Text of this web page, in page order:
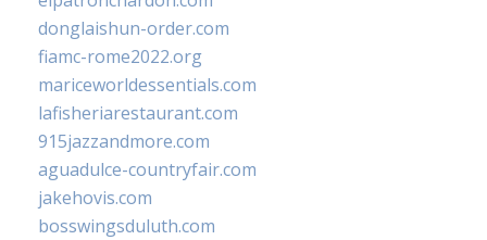
donglaishun-order.com
fiamc-rome2022.org
mariceworldessentials.com
lafisheriarestaurant.com
915jazzandmore.com
aguadulce-countryfair.com
jakehovis.com
bosswingsduluth.com